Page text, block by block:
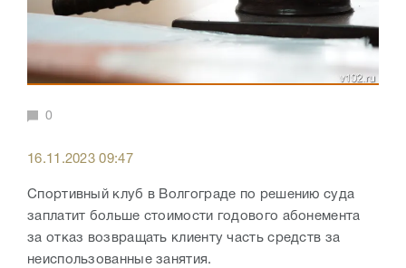
0
16.11.2023 09:47
Спортивный клуб в Волгограде по решению суда
заплатит больше стоимости годового абонемента
за отказ возвращать клиенту часть средств за
неиспользованные занятия.